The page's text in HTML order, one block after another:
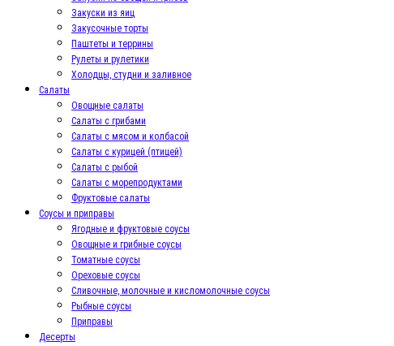
Закуски из яиц
Закусочные торты
Паштеты и террины
Рулеты и рулетики
Холодцы, студни и заливное
Салаты
Овощные салаты
Салаты с грибами
Салаты с мясом и колбасой
Салаты с курицей (птицей)
Салаты с рыбой
Салаты с морепродуктами
Фруктовые салаты
Соусы и приправы
Ягодные и фруктовые соусы
Овощные и грибные соусы
Томатные соусы
Ореховые соусы
Сливочные, молочные и кисломолочные соусы
Рыбные соусы
Приправы
Десерты